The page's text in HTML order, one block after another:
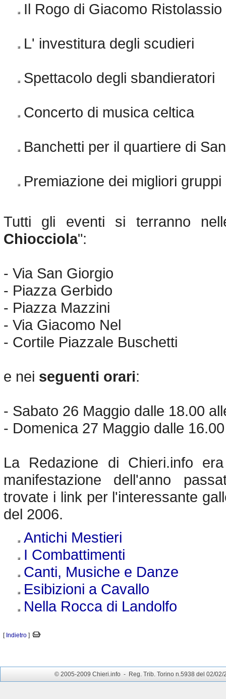
Il Rogo di Giacomo Ristolassio
L' investitura degli scudieri
Spettacolo degli sbandieratori
Concerto di musica celtica
Banchetti per il quartiere di
Premiazione dei migliori gruppi
Tutti gli eventi si terranno
Chiocciola":
- Via San Giorgio
- Piazza Gerbido
- Piazza Mazzini
- Via Giacomo Nel
- Cortile Piazzale Buschetti
e nei seguenti orari:
- Sabato 26 Maggio dalle 18.00
- Domenica 27 Maggio dalle
La Redazione di Chieri.info
manifestazione dell'anno
trovate i link per l'interessante
del 2006.
Antichi Mestieri
I Combattimenti
Canti, Musiche e Danze
Esibizioni a Cavallo
Nella Rocca di Landolfo
[ Indietro ]
© 2005-2009 Chieri.info - Reg. Trib. Torino n.5938 del 02/02/